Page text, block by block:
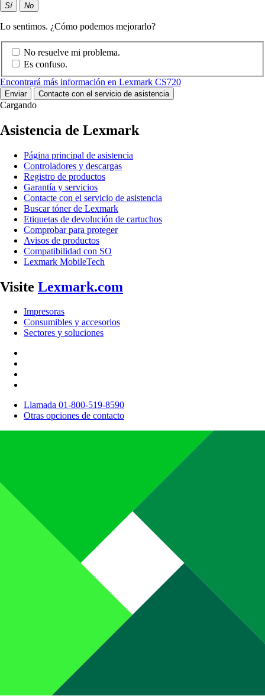
Sí No
Lo sentimos. ¿Cómo podemos mejorarlo?
No resuelve mi problema.
Es confuso.
Encontrará más información en Lexmark CS720
Enviar Contacte con el servicio de asistencia
Cargando
Asistencia de Lexmark
Página principal de asistencia
Controladores y descargas
Registro de productos
Garantía y servicios
Contacte con el servicio de asistencia
Buscar tóner de Lexmark
Etiquetas de devolución de cartuchos
Comprobar para proteger
Avisos de productos
Compatibilidad con SO
Lexmark MobileTech
Visite Lexmark.com
Impresoras
Consumibles y accesorios
Sectores y soluciones
Llamada 01-800-519-8590
Otras opciones de contacto